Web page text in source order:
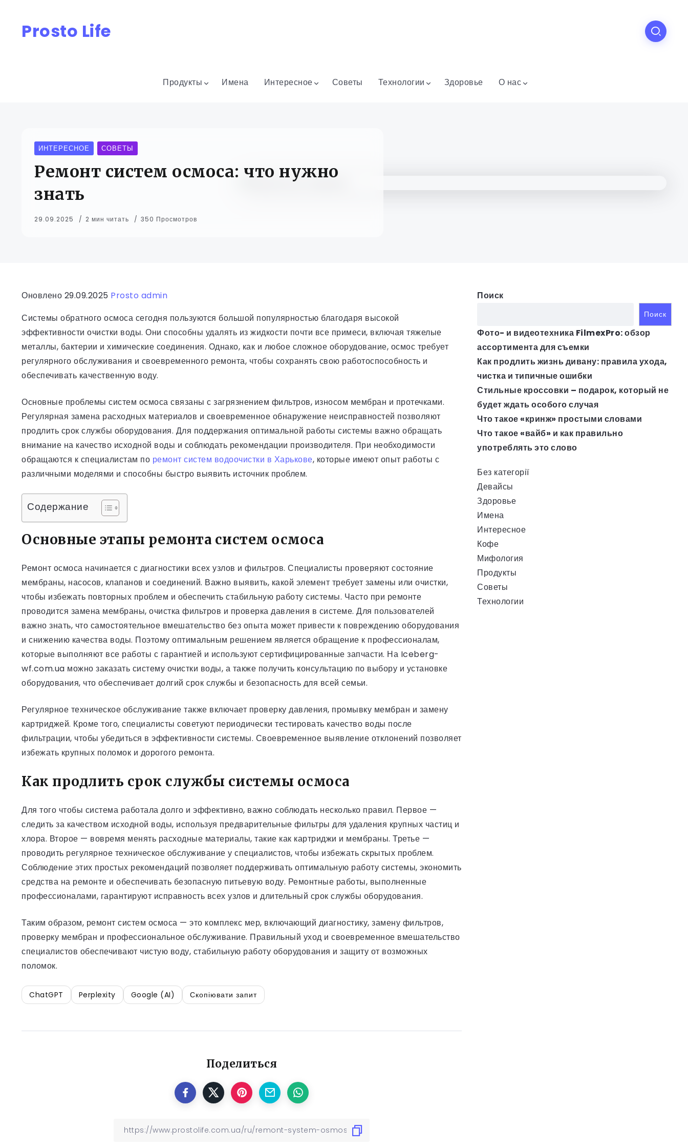
Prosto Life
Продукты Имена Интересное Советы Технологии Здоровье О нас
ИНТЕРЕСНОЕ СОВЕТЫ
Ремонт систем осмоса: что нужно
знать
29.09.2025 2 мин читать 350 Просмотров
Оновлено 29.09.2025 Prosto admin
Системы обратного осмоса сегодня пользуются большой популярностью благодаря высокой
эффективности очистки воды. Они способны удалять из жидкости почти все примеси, включая тяжелые
металлы, бактерии и химические соединения. Однако, как и любое сложное оборудование, осмос требует
регулярного обслуживания и своевременного ремонта, чтобы сохранять свою работоспособность и
обеспечивать качественную воду.
Основные проблемы систем осмоса связаны с загрязнением фильтров, износом мембран и протечками.
Регулярная замена расходных материалов и своевременное обнаружение неисправностей позволяют
продлить срок службы оборудования. Для поддержания оптимальной работы системы важно обращать
внимание на качество исходной воды и соблюдать рекомендации производителя. При необходимости
обращаются к специалистам по ремонт систем водоочистки в Харькове, которые имеют опыт работы с
различными моделями и способны быстро выявить источник проблем.
Содержание
Основные этапы ремонта систем осмоса
Ремонт осмоса начинается с диагностики всех узлов и фильтров. Специалисты проверяют состояние
мембраны, насосов, клапанов и соединений. Важно выявить, какой элемент требует замены или очистки,
чтобы избежать повторных проблем и обеспечить стабильную работу системы. Часто при ремонте
проводится замена мембраны, очистка фильтров и проверка давления в системе. Для пользователей
важно знать, что самостоятельное вмешательство без опыта может привести к повреждению оборудования
и снижению качества воды. Поэтому оптимальным решением является обращение к профессионалам,
которые выполняют все работы с гарантией и используют сертифицированные запчасти. На Iceberg-
wf.com.ua можно заказать систему очистки воды, а также получить консультацию по выбору и установке
оборудования, что обеспечивает долгий срок службы и безопасность для всей семьи.
Регулярное техническое обслуживание также включает проверку давления, промывку мембран и замену
картриджей. Кроме того, специалисты советуют периодически тестировать качество воды после
фильтрации, чтобы убедиться в эффективности системы. Своевременное выявление отклонений позволяет
избежать крупных поломок и дорогого ремонта.
Как продлить срок службы системы осмоса
Для того чтобы система работала долго и эффективно, важно соблюдать несколько правил. Первое —
следить за качеством исходной воды, используя предварительные фильтры для удаления крупных частиц и
хлора. Второе — вовремя менять расходные материалы, такие как картриджи и мембраны. Третье —
проводить регулярное техническое обслуживание у специалистов, чтобы избежать скрытых проблем.
Соблюдение этих простых рекомендаций позволяет поддерживать оптимальную работу системы, экономить
средства на ремонте и обеспечивать безопасную питьевую воду. Ремонтные работы, выполненные
профессионалами, гарантируют исправность всех узлов и длительный срок службы оборудования.
Таким образом, ремонт систем осмоса — это комплекс мер, включающий диагностику, замену фильтров,
проверку мембран и профессиональное обслуживание. Правильный уход и своевременное вмешательство
специалистов обеспечивают чистую воду, стабильную работу оборудования и защиту от возможных
поломок.
ChatGPT Perplexity Google (AI) Скопіювати запит
Поделиться
Поиск
Поиск
Фото- и видеотехника FilmexPro: обзор
ассортимента для съемки
Как продлить жизнь дивану: правила ухода,
чистка и типичные ошибки
Стильные кроссовки – подарок, который не
будет ждать особого случая
Что такое «кринж» простыми словами
Что такое «вайб» и как правильно
употреблять это слово
Без категорії
Девайсы
Здоровье
Имена
Интересное
Кофе
Мифология
Продукты
Советы
Технологии